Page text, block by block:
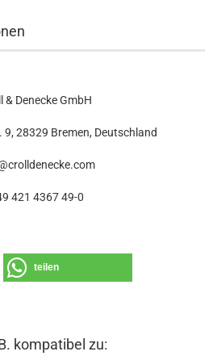
& Denecke GmbH
9, 28329 Bremen, Deutschland
421 4367 49-0
teilen
kompatibel zu: